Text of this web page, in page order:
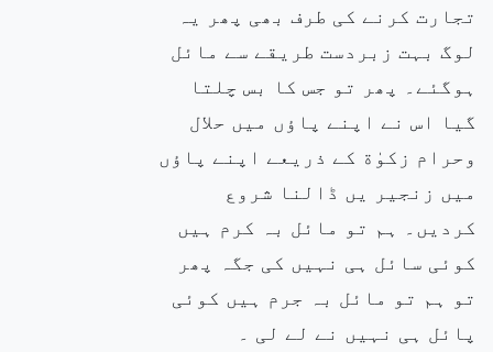
تجارت کرنے کی طرف بھی پھر یہ
لوگ بہت زبردست طریقے سے مائل
ہوگئے۔ پھر تو جس کا بس چلتا
گیا اس نے اپنے پاؤں میں حلال
وحرام زکوٰة کے ذریعے اپنے پاؤں
میں زنجیر یں ڈالنا شروع
کردیں۔ ہم تو مائل بہ کرم ہیں
کوئی سائل ہی نہیں کی جگہ پھر
تو ہم تو مائل بہ جرم ہیں کوئی
پائل ہی نہیں نے لے لی ۔